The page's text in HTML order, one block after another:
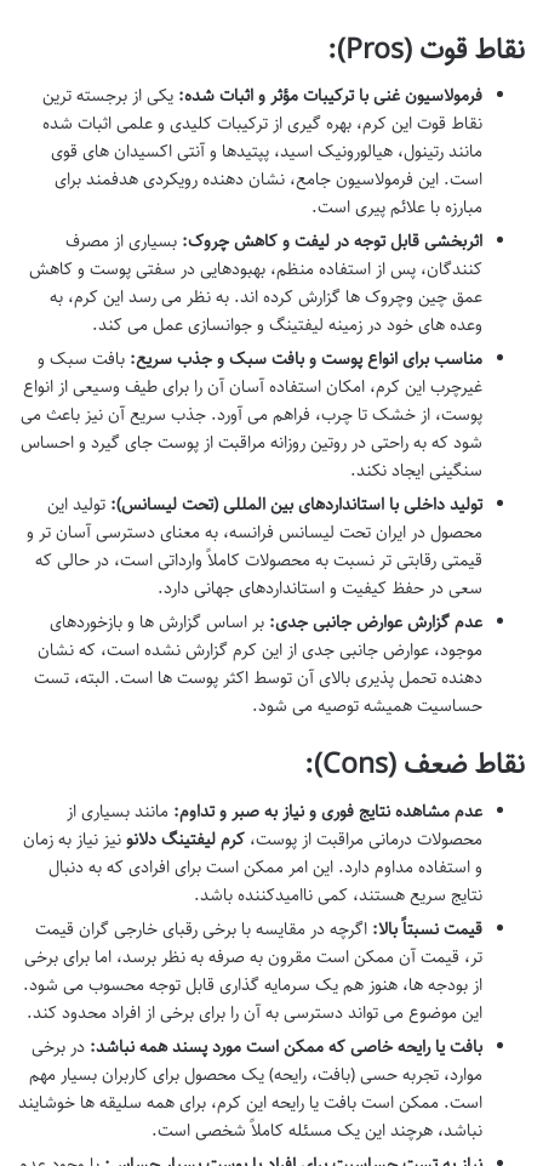
نقاط قوت (Pros):
فرمولاسیون غنی با ترکیبات مؤثر و اثبات شده: یکی از برجسته ترین
نقاط قوت این کرم، بهره گیری از ترکیبات کلیدی و علمی اثبات شده
مانند رتینول، هیالورونیک اسید، پپتیدها و آنتی اکسیدان های قوی
است. این فرمولاسیون جامع، نشان دهنده رویکردی هدفمند برای
مبارزه با علائم پیری است.
اثربخشی قابل توجه در لیفت و کاهش چروک: بسیاری از مصرف
کنندگان، پس از استفاده منظم، بهبودهایی در سفتی پوست و کاهش
عمق چین وچروک ها گزارش کرده اند. به نظر می رسد این کرم، به
وعده های خود در زمینه لیفتینگ و جوانسازی عمل می کند.
مناسب برای انواع پوست و بافت سبک و جذب سریع: بافت سبک و
غیرچرب این کرم، امکان استفاده آسان آن را برای طیف وسیعی از انواع
پوست، از خشک تا چرب، فراهم می آورد. جذب سریع آن نیز باعث می
شود که به راحتی در روتین روزانه مراقبت از پوست جای گیرد و احساس
سنگینی ایجاد نکند.
تولید داخلی با استانداردهای بین المللی (تحت لیسانس): تولید این
محصول در ایران تحت لیسانس فرانسه، به معنای دسترسی آسان تر و
قیمتی رقابتی تر نسبت به محصولات کاملاً وارداتی است، در حالی که
سعی در حفظ کیفیت و استانداردهای جهانی دارد.
عدم گزارش عوارض جانبی جدی: بر اساس گزارش ها و بازخوردهای
موجود، عوارض جانبی جدی از این کرم گزارش نشده است، که نشان
دهنده تحمل پذیری بالای آن توسط اکثر پوست ها است. البته، تست
حساسیت همیشه توصیه می شود.
نقاط ضعف (Cons):
عدم مشاهده نتایج فوری و نیاز به صبر و تداوم: مانند بسیاری از
محصولات درمانی مراقبت از پوست، کرم لیفتینگ دلانونیز نیاز به زمان
و استفاده مداوم دارد. این امر ممکن است برای افرادی که به دنبال
نتایج سریع هستند، کمی ناامیدکننده باشد.
قیمت نسبتاً بالا: اگرچه در مقایسه با برخی رقبای خارجی گران قیمت
تر، قیمت آن ممکن است مقرون به صرفه به نظر برسد، اما برای برخی
از بودجه ها، هنوز هم یک سرمایه گذاری قابل توجه محسوب می شود.
این موضوع می تواند دسترسی به آن را برای برخی از افراد محدود کند.
بافت یا رایحه خاصی که ممکن است مورد پسند همه نباشد: در برخی
موارد، تجربه حسی (بافت، رایحه) یک محصول برای کاربران بسیار مهم
است. ممکن است بافت یا رایحه این کرم، برای همه سلیقه ها خوشایند
نباشد، هرچند این یک مسئله کاملاً شخصی است.